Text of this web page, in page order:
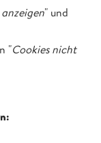
" und
"Cookies nicht